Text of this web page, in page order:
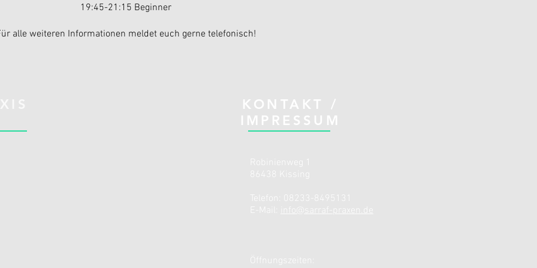
19:45-21:15 Beginner
alle weiteren Informationen meldet euch gerne telefonisch!
KONTAKT /
IMPRESSUM
86438 Kissing
8495131
E-Mail: info@sarraf-praxen.de
Öffnungszeiten: